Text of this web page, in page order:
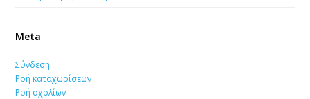
Meta
Σύνδεση
Ροή καταχωρίσεων
Ροή σχολίων